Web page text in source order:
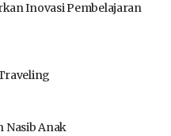
Inovasi Pembelajaran
Nasib Anak